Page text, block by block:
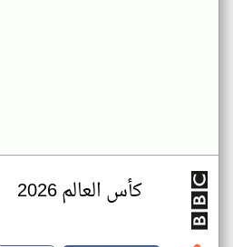
كأس العالم 2026